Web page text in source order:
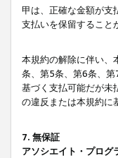
甲は、正確な金額が支
支払いを保留すること
本規約の解除に伴い、
条、第5条、第6条、
基づく支払可能だが未
の違反または本規約に
7. 無保証
アソシエイト・プログ